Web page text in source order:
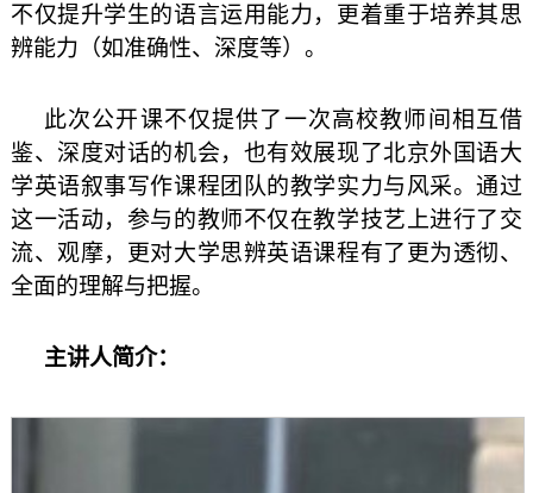
不仅提升学生的语言运用能力，更着重于培养其思
辨能力（如准确性、深度等）。
此次公开课不仅提供了一次高校教师间相互借
鉴、深度对话的机会，也有效展现了北京外国语大
学英语叙事写作课程团队的教学实力与风采。通过
这一活动，参与的教师不仅在教学技艺上进行了交
流、观摩，更对大学思辨英语课程有了更为透彻、
全面的理解与把握。
主讲人简介：